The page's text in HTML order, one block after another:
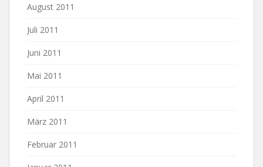
August 2011
Juli 2011
Juni 2011
Mai 2011
April 2011
März 2011
Februar 2011